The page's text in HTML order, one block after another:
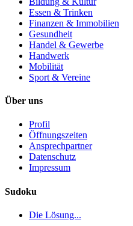
Essen & Trinken
Finanzen & Immobilien
Gesundheit
Handel & Gewerbe
Handwerk
Mobilität
Sport & Vereine
Über uns
Profil
Öffnungszeiten
Ansprechpartner
Datenschutz
Impressum
Sudoku
Die Lösung...